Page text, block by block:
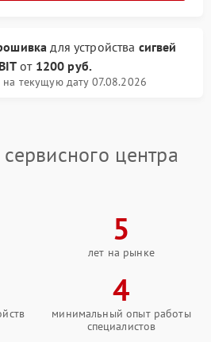
для устройства сигвей
от 1200 руб.
на текущую дату 07.08.2026
центра
5
лет на рынке
4
минимальный опыт работы
специалистов